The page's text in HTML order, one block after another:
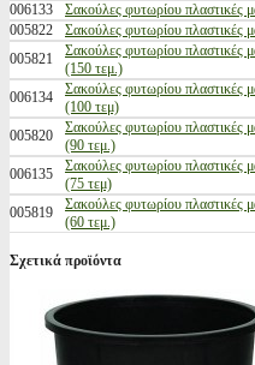
006133
Σακούλες φυτωρίου πλαστικές
005822
Σακούλες φυτωρίου πλαστικές
005821
Σακούλες φυτωρίου πλαστικές
(150 τεμ.)
006134
Σακούλες φυτωρίου πλαστικές
(100 τεμ)
005820
Σακούλες φυτωρίου πλαστικές
(90 τεμ.)
006135
Σακούλες φυτωρίου πλαστικές
(75 τεμ)
005819
Σακούλες φυτωρίου πλαστικές
(60 τεμ.)
Σχετικά προϊόντα